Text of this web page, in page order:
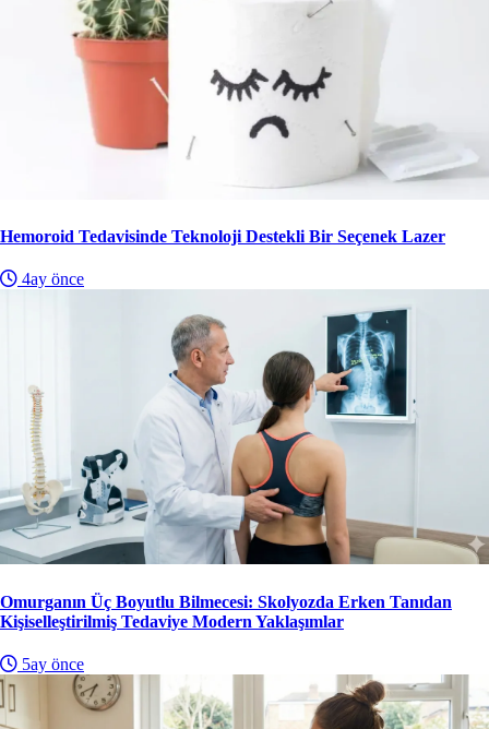
Hemoroid Tedavisinde Teknoloji Destekli Bir Seçenek Lazer
4ay önce
Omurganın Üç Boyutlu Bilmecesi: Skolyozda Erken Tanıdan
Kişiselleştirilmiş Tedaviye Modern Yaklaşımlar
5ay önce